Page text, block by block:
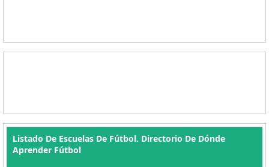
Listado De Escuelas De Fútbol. Directorio De Dónde
Aprender Fútbol